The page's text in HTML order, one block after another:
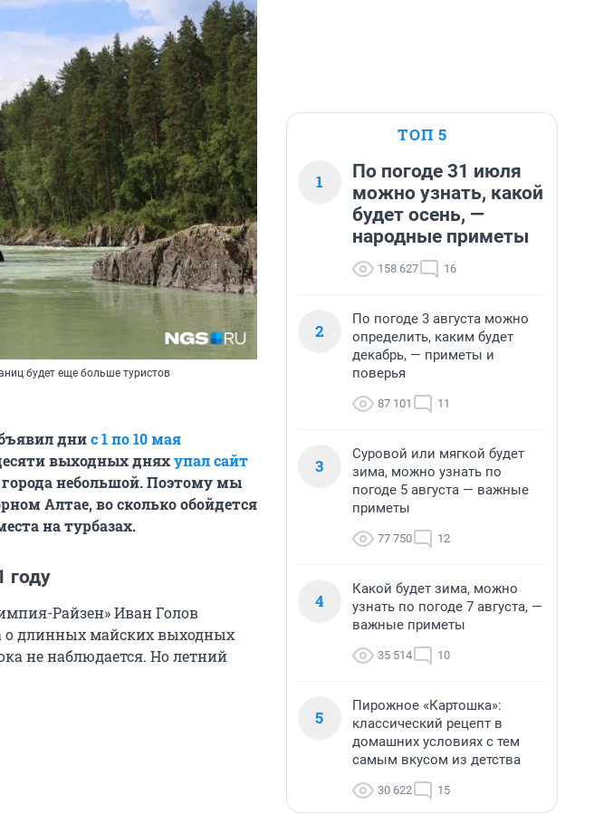
будет еще больше туристов
днис 1 по 10 мая
выходных дняхупал сайт
небольшой. Поэтому мы
Алтае, во сколько обойдется
на турбазах.
году
Райзен» Иван Голов
о длинных майских выходных
не наблюдается. Но летний
ТОП 5
1
По погоде 31 июля
можно узнать, какой
будет осень, —
народные приметы
158 627 16
2
По погоде 3 августа можно
определить, каким будет
декабрь, — приметы и
поверья
87 101 11
3
Суровой или мягкой будет
зима, можно узнать по
погоде 5 августа — важные
приметы
77 750 12
4
Какой будет зима, можно
узнать по погоде 7 августа, —
важные приметы
35 514 10
5
Пирожное «Картошка»:
классический рецепт в
домашних условиях с тем
самым вкусом из детства
30 622 15